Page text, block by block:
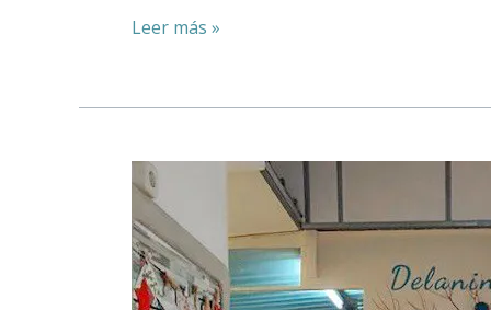
Leer más »
De
local
de
hostelería
a